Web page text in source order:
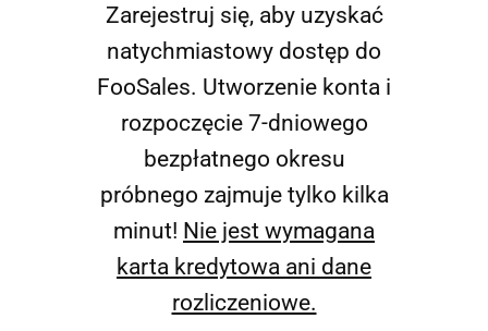
Zarejestruj się, aby uzyskać
natychmiastowy dostęp do
FooSales. Utworzenie konta i
rozpoczęcie 7-dniowego
bezpłatnego okresu
próbnego zajmuje tylko kilka
minut! Nie jest wymagana
karta kredytowa ani dane
rozliczeniowe.